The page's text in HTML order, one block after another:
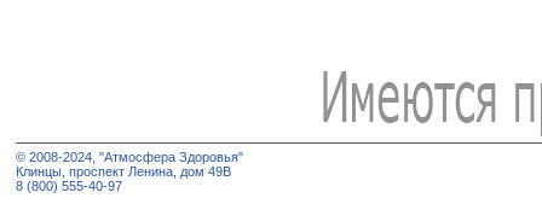
© 2008-2024, "Атмосфера Здоровья"
Клинцы, проспект Ленина, дом 49В
8 (800) 555-40-97